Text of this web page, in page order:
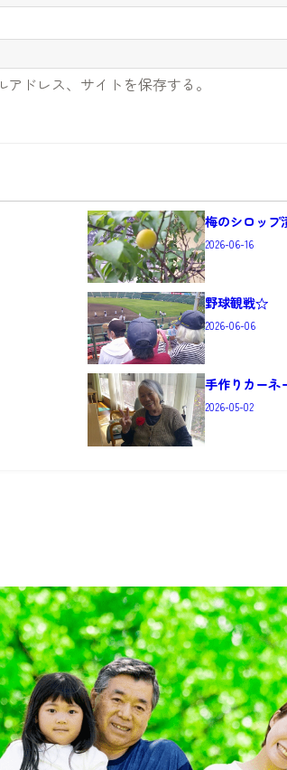
ドレス、サイトを保存する。
梅のシロッ
2026-06-16
野球観戦☆
2026-06-06
手作りカー
2026-05-02